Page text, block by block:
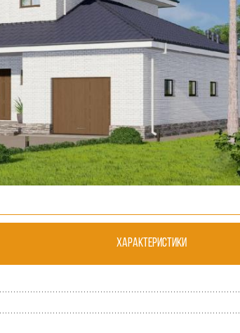
Характеристики